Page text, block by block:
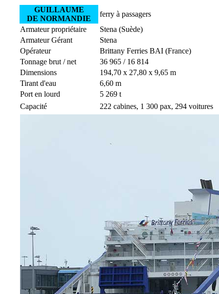
GUILLAUME
DE NORMANDIE
ferry à passagers
Armateur propriétaire
Stena (Suède)
Armateur Gérant
Stena
Opérateur
Brittany Ferries BAI (France)
Tonnage brut / net
36 965 / 16 814
Dimensions
194,70 x 27,80 x 9,65 m
Tirant d'eau
6,60 m
Port en lourd
5 269 t
Capacité
222 cabines, 1 300 pax, 294 voitures